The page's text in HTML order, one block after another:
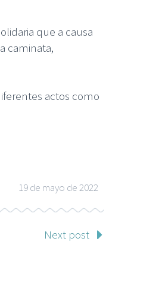
que a causa
caminata,
actos como
19 de mayo de 2022
Next post